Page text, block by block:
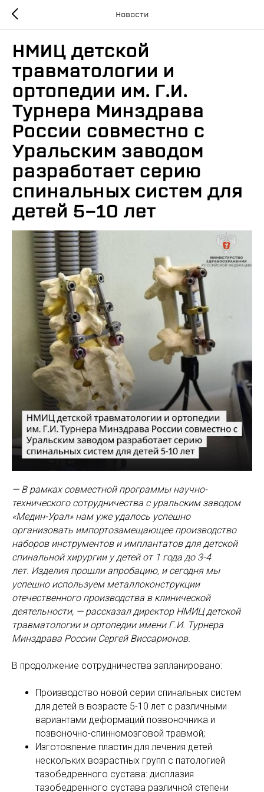
Новости
НМИЦ детской
травматологии и
ортопедии им. Г.И.
Турнера Минздрава
России совместно с
Уральским заводом
разработает серию
спинальных систем для
детей 5-10 лет
— В рамках совместной программы научно-
технического сотрудничества с уральским заводом
«Медин-Урал» нам уже удалось успешно
организовать импортозамещающее производство
наборов инструментов и имплантатов для детской
спинальной хирургии у детей от 1 года до 3-4
лет. Изделия прошли апробацию, и сегодня мы
успешно используем металлоконструкции
отечественного производства в клинической
деятельности, — рассказал директор НМИЦ детской
травматологии и ортопедии имени Г.И. Турнера
Минздрава России Сергей Виссарионов.
В продолжение сотрудничества запланировано:
Производство новой серии спинальных систем
для детей в возрасте 5-10 лет с различными
вариантами деформаций позвоночника и
позвоночно-спинномозговой травмой;
Изготовление пластин для лечения детей
нескольких возрастных групп с патологией
тазобедренного сустава: дисплазия
тазобедренного сустава различной степени